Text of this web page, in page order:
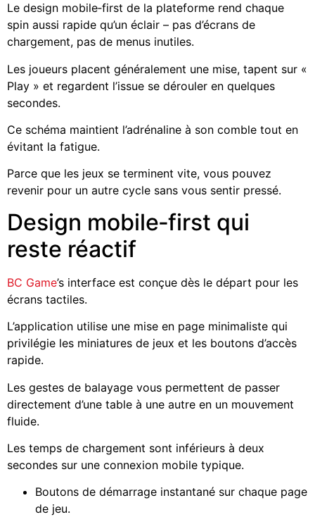
Le design mobile‑first de la plateforme rend chaque
spin aussi rapide qu’un éclair – pas d’écrans de
chargement, pas de menus inutiles.
Les joueurs placent généralement une mise, tapent sur «
Play » et regardent l’issue se dérouler en quelques
secondes.
Ce schéma maintient l’adrénaline à son comble tout en
évitant la fatigue.
Parce que les jeux se terminent vite, vous pouvez
revenir pour un autre cycle sans vous sentir pressé.
Design mobile‑first qui
reste réactif
BC Game’s interface est conçue dès le départ pour les
écrans tactiles.
L’application utilise une mise en page minimaliste qui
privilégie les miniatures de jeux et les boutons d’accès
rapide.
Les gestes de balayage vous permettent de passer
directement d’une table à une autre en un mouvement
fluide.
Les temps de chargement sont inférieurs à deux
secondes sur une connexion mobile typique.
Boutons de démarrage instantané sur chaque page
de jeu.